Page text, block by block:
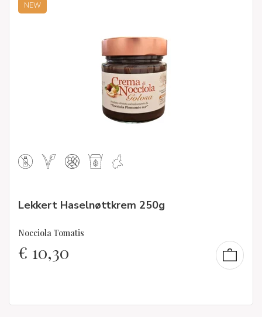
NEW
Lekkert Haselnøttkrem 250g
Nocciola Tomatis
€ 10,30